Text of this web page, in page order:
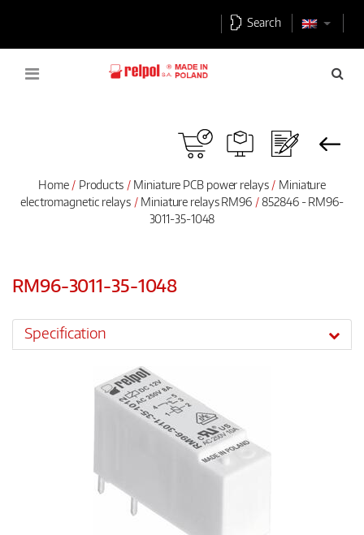
Search
Home Products Miniature PCB power relays
Miniature
electromagnetic relays
Miniature relays RM96
852846 - RM96-
3011-35-1048
RM96-3011-35-1048
Specification